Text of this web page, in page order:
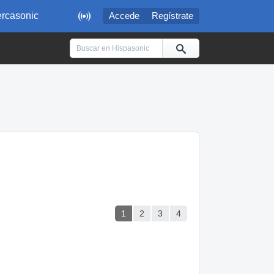
 Accede Regístrate
1 2 3 4